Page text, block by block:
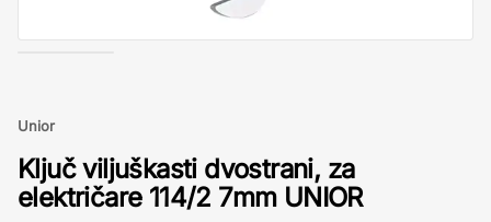
Unior
Ključ viljuškasti dvostrani, za
električare 114/2 7mm UNIOR